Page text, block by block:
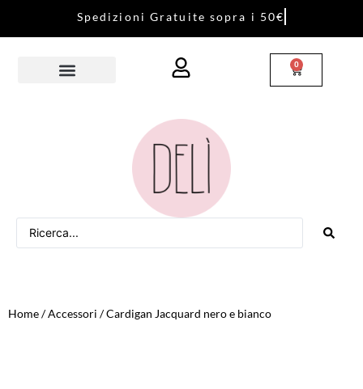
Sped izi on i Gratu ite sopra i 50€
0
Home/Accessori / Cardigan Jacquard nero e bianco